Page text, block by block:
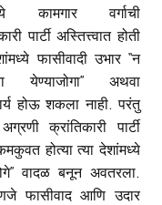
कामगार वर्गाची
पार्टी अस्तित्त्वात होती
फासीवादी उभार ‘‘न
येण्याजोगा’’ अथवा
होऊ शकला नाही. परंतु
क्रांतिकारी पार्टी
होत्या त्या देशांमध्ये
वादळ बनून अवतरला.
फासीवाद आणि उदार